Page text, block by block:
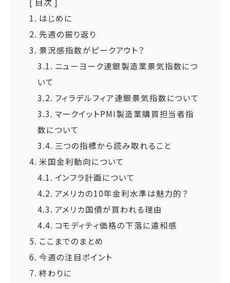
1. はじめに
2. 先週の振り返り
3. 景況感指数がピークアウト？
3.1. ニューヨーク連銀製造業景気指数につ
いて
3.2. フィラデルフィア連銀景気指数について
3.3. マークイットPMI製造業購買担当者指
数について
3.4. 三つの指標から読み取れること
4. 米国金利動向について
4.1. インフラ計画について
4.2. アメリカの10年金利水準は魅力的？
4.3. アメリカ国債が買われる理由
4.4. コモディティ価格の下落に違和感
5. ここまでのまとめ
6. 今週の注目ポイント
7. 終わりに